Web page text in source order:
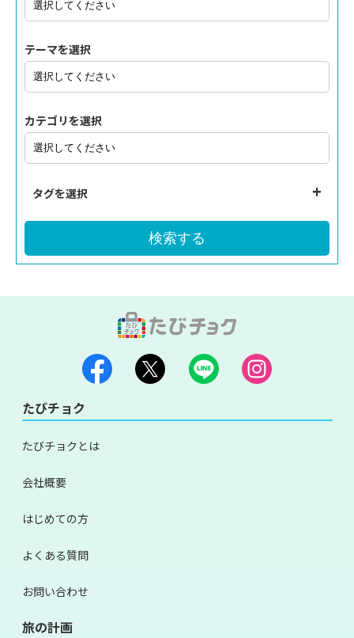
テーマを選択
カテゴリを選択
タグを選択
検索する
たびチョク
たびチョクとは
会社概要
はじめての方
よくある質問
お問い合わせ
旅の計画